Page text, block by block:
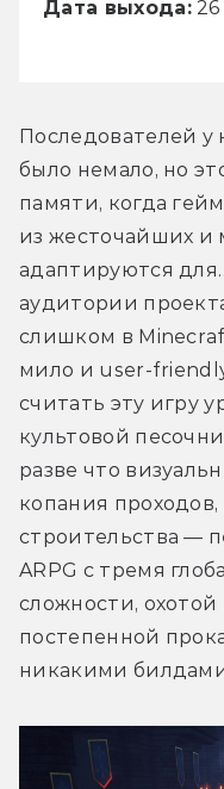
Дата выхода:26
Последователей у
было немало, но
памяти, когда
из жесточайших
адаптируются
аудитории
слишком в
мило и user-
считать эту игру
культовой
разве что
копания
строительства —
ARPG с тремя
сложности, охотой
постепенной
никакими